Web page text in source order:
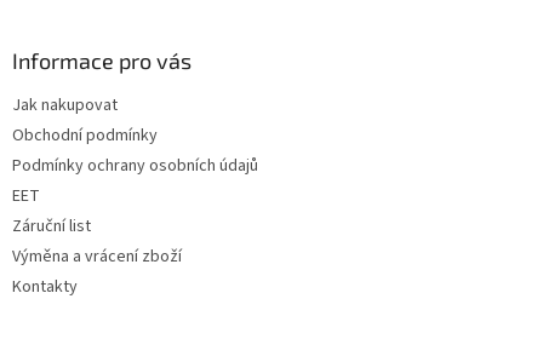
Informace pro vás
Jak nakupovat
Obchodní podmínky
Podmínky ochrany osobních údajů
EET
Záruční list
Výměna a vrácení zboží
Kontakty